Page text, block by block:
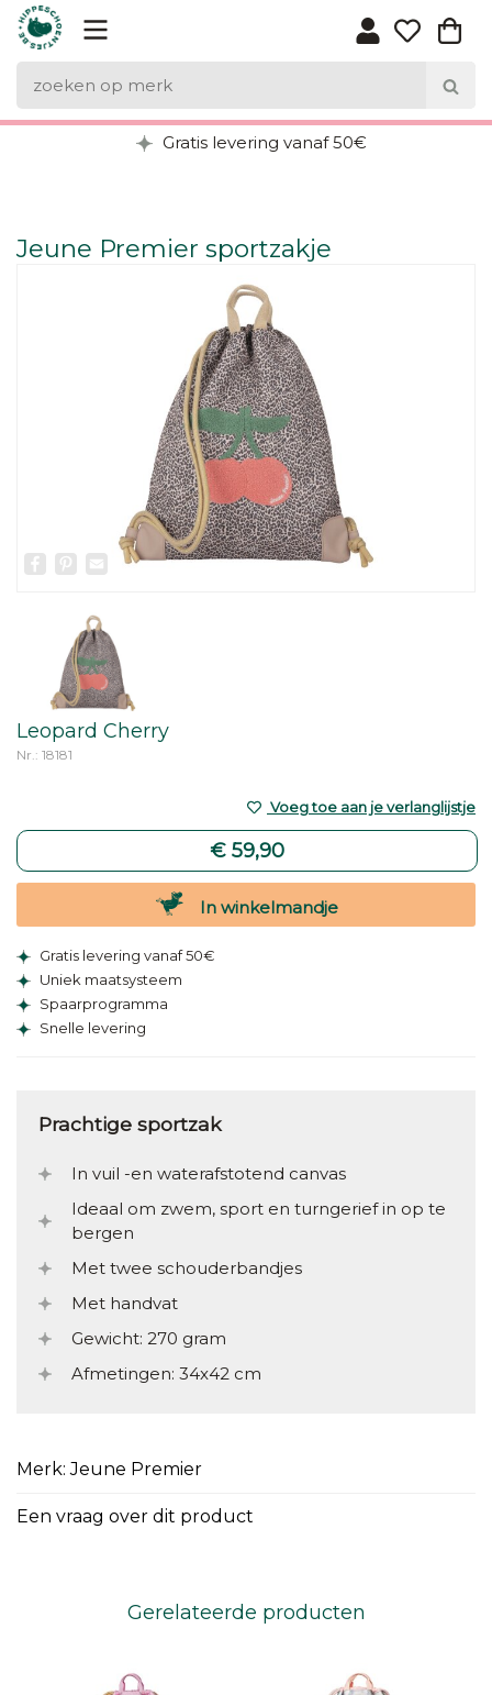
Gratis levering vanaf 50€
Jeune Premier sportzakje
Facebook
Pinterest
Email
Leopard Cherry
Nr.: 18181
€ 59,90
Voeg toe aan je verlanglijstje
In winkelmandje
Gratis levering vanaf 50€
Uniek maatsysteem
Spaarprogramma
Snelle levering
Prachtige sportzak
In vuil -en waterafstotend canvas
Ideaal om zwem, sport en turngerief in op te
bergen
Met twee schouderbandjes
Met handvat
Gewicht: 270 gram
Afmetingen: 34x42 cm
Merk: Jeune Premier
Een vraag over dit product
Gerelateerde producten